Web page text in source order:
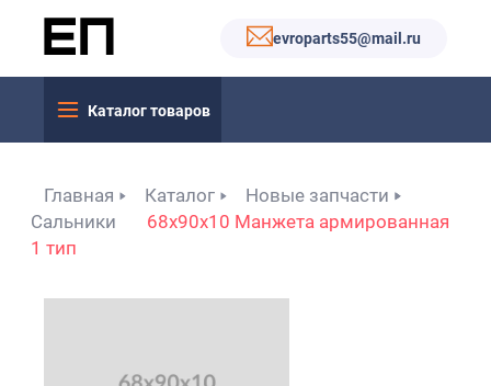
evroparts55@mail.ru
Каталог товаров
Главная Каталог
Новые запчасти
Сальники
68x90x10 Манжета армированная
1 тип